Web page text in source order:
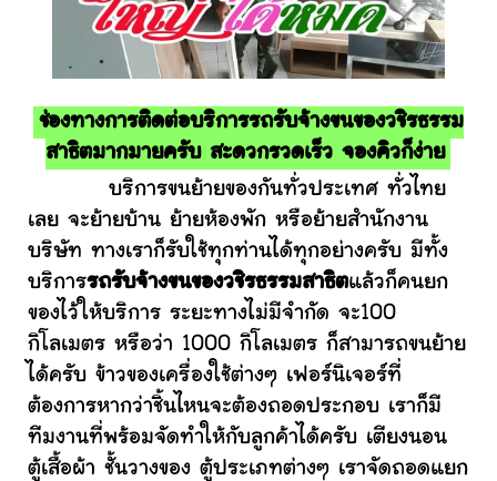
ช่องทางการติดต่อบริการรถรับจ้างขนของวชิรธรรม
สาธิตมากมายครับ สะดวกรวดเร็ว จองคิวก็ง่าย
บริการขนย้ายของกันทั่วประเทศ ทั่วไทย
เลย จะย้ายบ้าน ย้ายห้องพัก หรือย้ายสำนักงาน
บริษัท ทางเราก็รับใช้ทุกท่านได้ทุกอย่างครับ มีทั้ง
บริการรถรับจ้างขนของวชิรธรรมสาธิตแล้วก็คนยก
ของไว้ให้บริการ ระยะทางไม่มีจำกัด จะ100
กิโลเมตร หรือว่า 1000 กิโลเมตร ก็สามารถขนย้าย
ได้ครับ ข้าวของเครื่องใช้ต่างๆ เฟอร์นิเจอร์ที่
ต้องการหากว่าชิ้นไหนจะต้องถอดประกอบ เราก็มี
ทีมงานที่พร้อมจัดทำให้กับลูกค้าได้ครับ เตียงนอน
ตู้เสื้อผ้า ชั้นวางของ ตู้ประเภทต่างๆ เราจัดถอดแยก